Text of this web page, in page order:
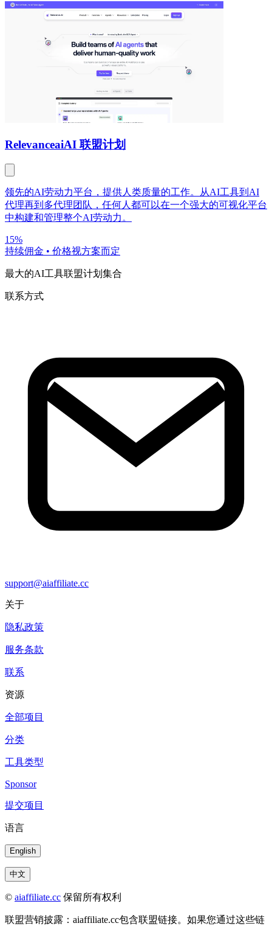
RelevanceaiAI 联盟计划
领先的AI劳动力平台，提供人类质量的工作。从AI工具到AI
代理再到多代理团队，任何人都可以在一个强大的可视化平台
中构建和管理整个AI劳动力。
15%
持续佣金 • 价格视方案而定
最大的AI工具联盟计划集合
联系方式
support@aiaffiliate.cc
关于
隐私政策
服务条款
联系
资源
全部项目
分类
工具类型
Sponsor
提交项目
语言
English
中文
© aiaffiliate.cc 保留所有权利
联盟营销披露：aiaffiliate.cc包含联盟链接。如果您通过这些链